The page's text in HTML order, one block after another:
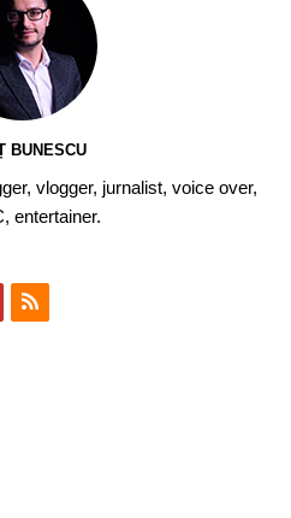
BUNESCU
vlogger, jurnalist, voice over,
entertainer.